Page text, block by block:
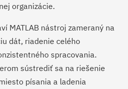
organizácie.
MATLAB nástroj zameraný na
dát, riadenie celého
spracovania.
sústrediť sa na riešenie
písania a ladenia